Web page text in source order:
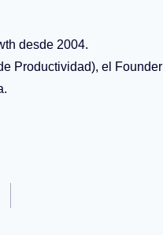
desde 2004.
Productividad), el